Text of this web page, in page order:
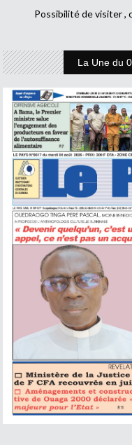
Possibilité de visiter ,
La Une du